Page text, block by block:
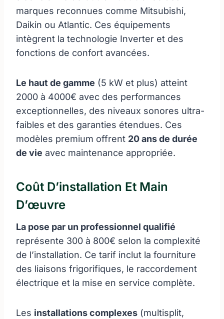
marques reconnues comme Mitsubishi,
Daikin ou Atlantic. Ces équipements
intègrent la technologie Inverter et des
fonctions de confort avancées.
Le haut de gamme (5 kW et plus) atteint
2000 à 4000€ avec des performances
exceptionnelles, des niveaux sonores ultra-
faibles et des garanties étendues. Ces
modèles premium offrent 20 ans de durée
de vie avec maintenance appropriée.
Coût D’installation Et Main
D’œuvre
La pose par un professionnel qualifié
représente 300 à 800€ selon la complexité
de l’installation. Ce tarif inclut la fourniture
des liaisons frigorifiques, le raccordement
électrique et la mise en service complète.
Les installations complexes (multisplit,